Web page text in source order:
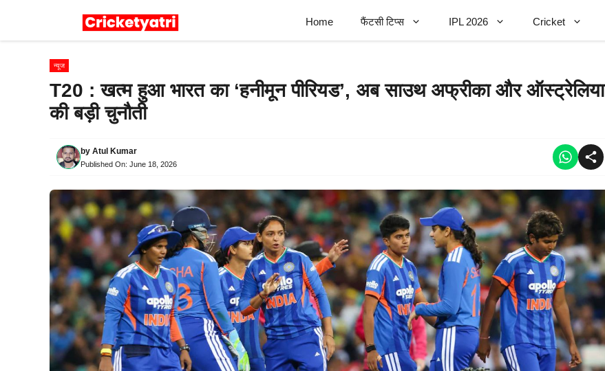
Home फैंटसी टिप्स IPL 2026 Cricket
न्यूज
T20 : खत्म हुआ भारत का ‘हनीमून पीरियड’, अब साउथ अफ्रीका और ऑस्ट्रेलिया
की बड़ी चुनौती
by Atul Kumar
Published On: June 18, 2026